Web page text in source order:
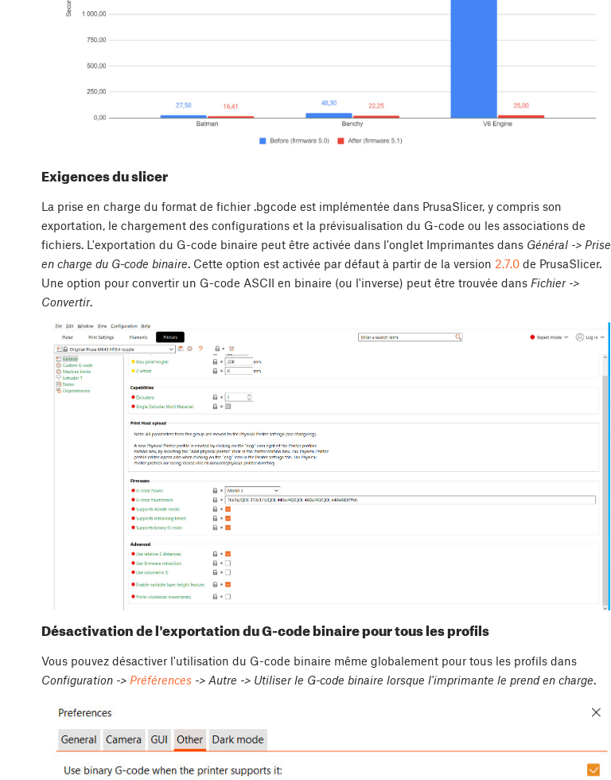
Exigences du slicer
La prise en charge du format de fichier .bgcode est implémentée dans PrusaSlicer, y compris son
exportation, le chargement des configurations et la prévisualisation du G-code ou les associations de
fichiers. L'exportation du G-code binaire peut être activée dans l'onglet Imprimantes dans Général -> Prise
en charge du G-code binaire. Cette option est activée par défaut à partir de la version 2.7.0 de PrusaSlicer.
Une option pour convertir un G-code ASCII en binaire (ou l'inverse) peut être trouvée dans Fichier ->
Convertir.
Désactivation de l'exportation du G-code binaire pour tous les profils
Vous pouvez désactiver l'utilisation du G-code binaire même globalement pour tous les profils dans
Configuration -> Préférences -> Autre -> Utiliser le G-code binaire lorsque l'imprimante le prend en charge